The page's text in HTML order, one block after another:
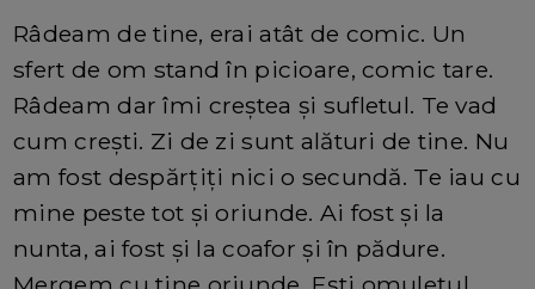
Râdeam de tine, erai atât de comic. Un
sfert de om stand în picioare, comic tare.
Râdeam dar îmi creștea și sufletul. Te vad
cum crești. Zi de zi sunt alături de tine. Nu
am fost despărțiți nici o secundă. Te iau cu
mine peste tot și oriunde. Ai fost și la
nunta, ai fost și la coafor și în pădure.